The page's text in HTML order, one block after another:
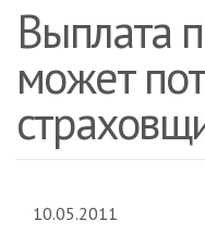
Выплата
может
10.05.2011